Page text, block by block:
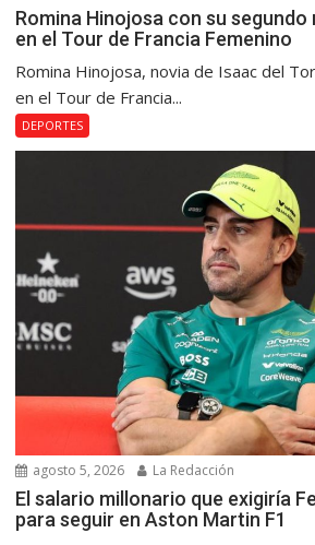
Romina Hinojosa con su
en el Tour de Francia Femenino
Romina Hinojosa, novia de Isaac del
en el Tour de Francia...
DEPORTES
agosto 5, 2026 La Redacción
El salario millonario que exigiría
para seguir en Aston Martin F1